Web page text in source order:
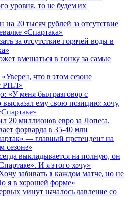
уровня, то не будем их
20 тысяч рублей за отсутствие
«Спартака»
за отсутствие горячей воды в
вмешаться в гонку за самые
что в этом сезоне
РПЛ»
«У меня был разговор с
ему свою позицию: хочу,
20 миллионов евро за Лопеса,
форварда в 35-40 млн
— главный претендент на
сезоне»
выкладывается на полную, он
И я этого хочу»
забивать в каждом матче, но не
я в хорошей форме»
минут началось давление со